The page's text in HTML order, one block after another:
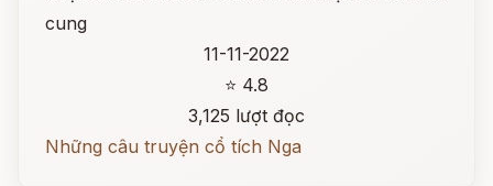
cung
11-11-2022
⭐ 4.8
3,125 lượt đọc
Những câu truyện cổ tích Nga